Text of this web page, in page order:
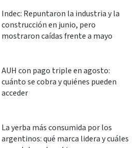
Indec: Repuntaron la industria y la
construcción en junio, pero
mostraron caídas frente a mayo
AUH con pago triple en agosto:
cuánto se cobra y quiénes pueden
acceder
La yerba más consumida por los
argentinos: qué marca lidera y cuáles